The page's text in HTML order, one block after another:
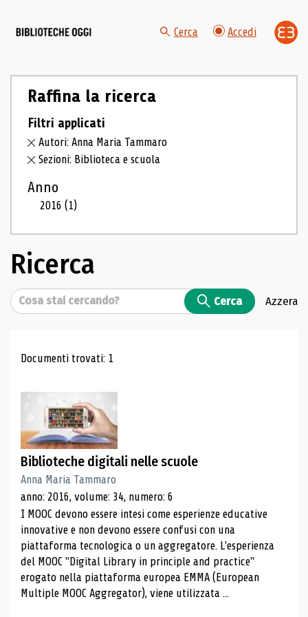
Cerca Accedi
Raffina la ricerca
Filtri applicati
Autori: Anna Maria Tammaro
Sezioni: Biblioteca e scuola
Anno
2016(1)
Ricerca
Cerca Cerca Azzera
Risultati di ricerca
Documenti trovati: 1
Biblioteche digitali nelle scuole
Anna Maria Tammaro
anno: 2016, volume: 34, numero: 6
I MOOC devono essere intesi come esperienze educative
innovative e non devono essere confusi con una
piattaforma tecnologica o un aggregatore. L'esperienza
del MOOC "Digital Library in principle and practice"
erogato nella piattaforma europea EMMA (European
Multiple MOOC Aggregator), viene utilizzata ...